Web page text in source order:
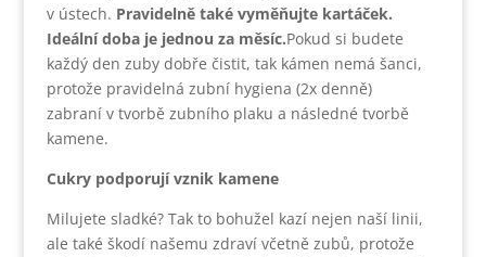
v ústech. Pravidelně také vyměňujte kartáček.
Ideální doba je jednou za měsíc.Pokud si budete
každý den zuby dobře čistit, tak kámen nemá šanci,
protože pravidelná zubní hygiena (2x denně)
zabraní v tvorbě zubního plaku a následné tvorbě
kamene.
Cukry podporují vznik kamene
Milujete sladké? Tak to bohužel kazí nejen naší linii,
ale také škodí našemu zdraví včetně zubů, protože